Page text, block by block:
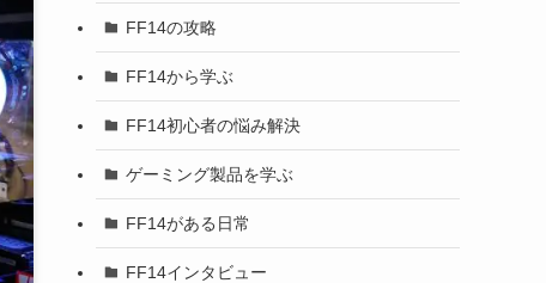
FF14の攻略
FF14から学ぶ
FF14初心者の悩み解決
ゲーミング製品を学ぶ
FF14がある日常
FF14インタビュー